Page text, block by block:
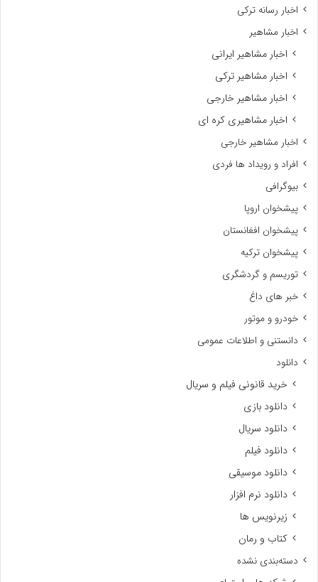
اخبار رسانه ترکی
اخبار مشاهیر
اخبار مشاهیر ایرانی
اخبار مشاهیر ترکی
اخبار مشاهیر خارجی
اخبار مشاهیری کره ای
اخبار مشاهیر خارجی
افراد و رویداد ها فردی
بیوگرافی
پیشخوان اروپا
پیشخوان افغانستان
پیشخوان ترکیه
توریسم و گردشگری
خبر های داغ
خودرو و موتور
دانستنی و اطلاعات عمومی
دانلود
خرید قانونی فیلم و سریال
دانلود بازی
دانلود سریال
دانلود فیلم
دانلود موسیقی
دانلود نرم افزار
زیرنویس ها
کتاب و رمان
دسته‌بندی نشده